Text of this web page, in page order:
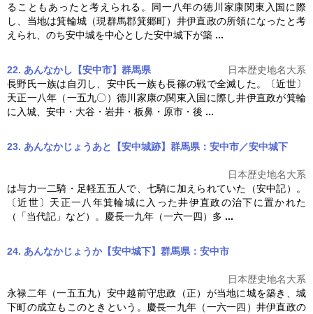
ることもあったと考えられる。同一八年の徳川家康関東入国に際
し、当地は箕輪城（現群馬郡箕郷町） 井伊直政の所領になったと考
えられ、のち安中城を中心とした安中城下が築 ...
22. あんなかし【安中市】群馬県
日本歴史地名大系
長野氏一族は自刃し、安中氏一族も長篠の戦で全滅した。〔近世〕
天正一八年（一五九〇）徳川家康の関東入国に際し井伊直政が箕輪
に入城、安中・大谷・岩井・板鼻・原市・後 ...
23. あんなかじょうあと【安中城跡】群馬県：安中市／安中城下
日本歴史地名大系
は与力一二騎・足軽五五人で、七騎に加えられていた（安中記）。
〔近世〕天正一八年箕輪城に入った井伊直政の治下に置かれた
（「当代記」など）。慶長一九年（一六一四）多 ...
24. あんなかじょうか【安中城下】群馬県：安中市
日本歴史地名大系
永禄二年（一五五九）安中越前守忠政（正）が当地に城を築き、城
下町の成立もこのときという。慶長一九年（一六一四） 井伊直政の